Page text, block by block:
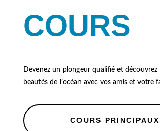
COURS
Devenez un plongeur qualifié et découvrez
beautés de l’océan avec vos amis et votre
COURS PRINCIPAUX